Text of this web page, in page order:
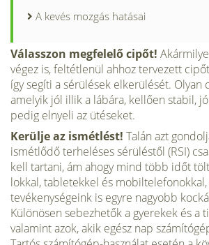
A kevés mozgás hatásai
Válasszon megfelelő cipőt!
végez is, feltétlenül ahhoz tervezett
így segíti a sérülések elkerülését. Olyan
amelyik jól illik a lábára, kellően stabil,
pedig elnyeli az ütéseket.
Kerülje az ismétlést! Talán azt
ismétlődő terheléses sérüléstől (RSI)
kell tartani, ám ahogy mind több időt
lokkal, tabletekkel és
tevékenységeink is egyre nagyobb
Különösen sebezhetők a gyerekek és a
valamint azok, akik egész nap